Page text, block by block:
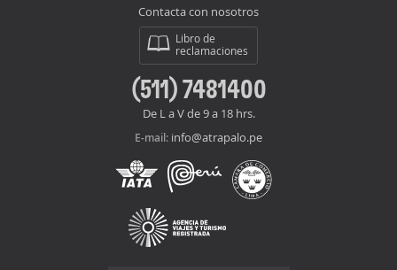
Contacta con nosotros
Libro de
reclamaciones
(511) 7481400
De L a V de 9 a 18 hrs.
E-mail: info@atrapalo.pe